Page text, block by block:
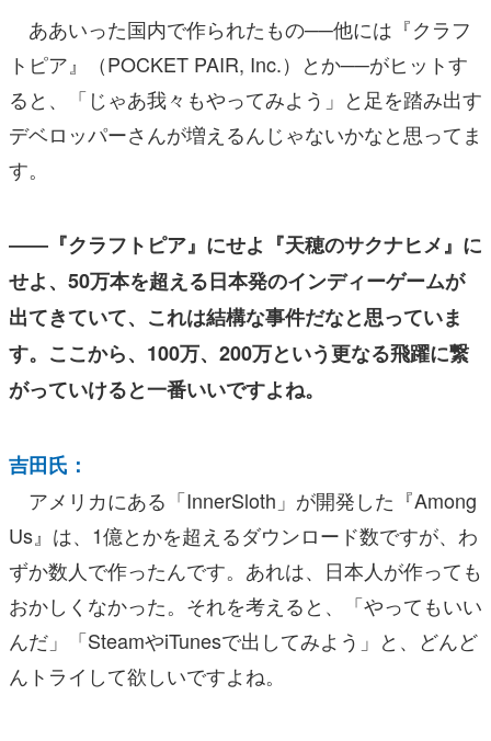
ああいった国内で作られたもの──他には『クラフ
トピア』（POCKET PAIR, Inc.）とか──がヒットす
ると、「じゃあ我々もやってみよう」と足を踏み出す
デベロッパーさんが増えるんじゃないかなと思ってま
す。
――『クラフトピア』にせよ『天穂のサクナヒメ』に
せよ、50万本を超える日本発のインディーゲームが
出てきていて、これは結構な事件だなと思っていま
す。ここから、100万、200万という更なる飛躍に繋
がっていけると一番いいですよね。
吉田氏：
アメリカにある「InnerSloth」が開発した『Among
Us』は、1億とかを超えるダウンロード数ですが、わ
ずか数人で作ったんです。あれは、日本人が作っても
おかしくなかった。それを考えると、「やってもいい
んだ」「SteamやiTunesで出してみよう」と、どんど
んトライして欲しいですよね。